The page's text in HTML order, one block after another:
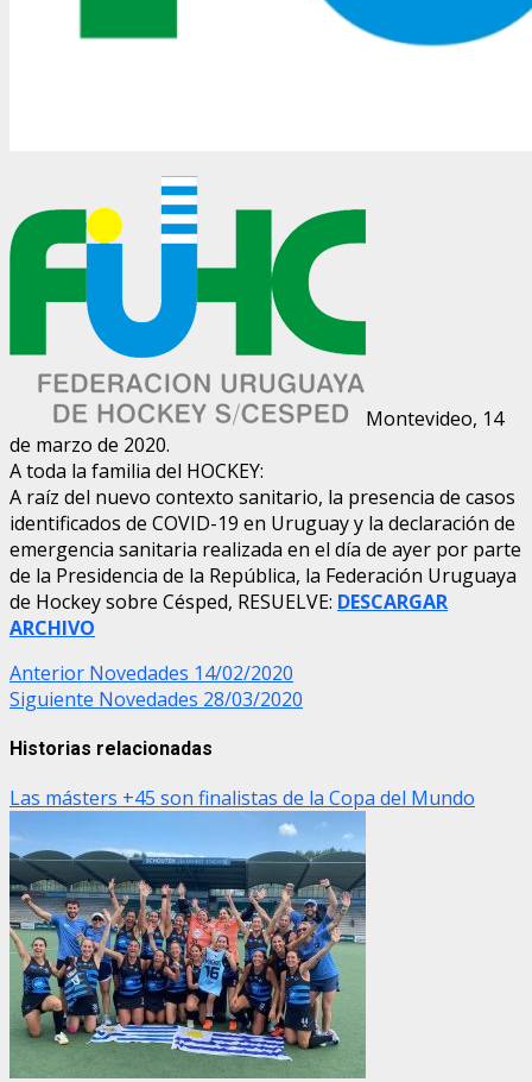
Montevideo, 14
de marzo de 2020.
A toda la familia del HOCKEY:
A raíz del nuevo contexto sanitario, la presencia de casos
identificados de COVID-19 en Uruguay y la declaración de
emergencia sanitaria realizada en el día de ayer por parte
de la Presidencia de la República, la Federación Uruguaya
de Hockey sobre Césped, RESUELVE: DESCARGAR
ARCHIVO
Post
navigation
Anterior Novedades 14/02/2020
Siguiente Novedades 28/03/2020
Historias relacionadas
Las másters +45 son finalistas de la Copa del Mundo